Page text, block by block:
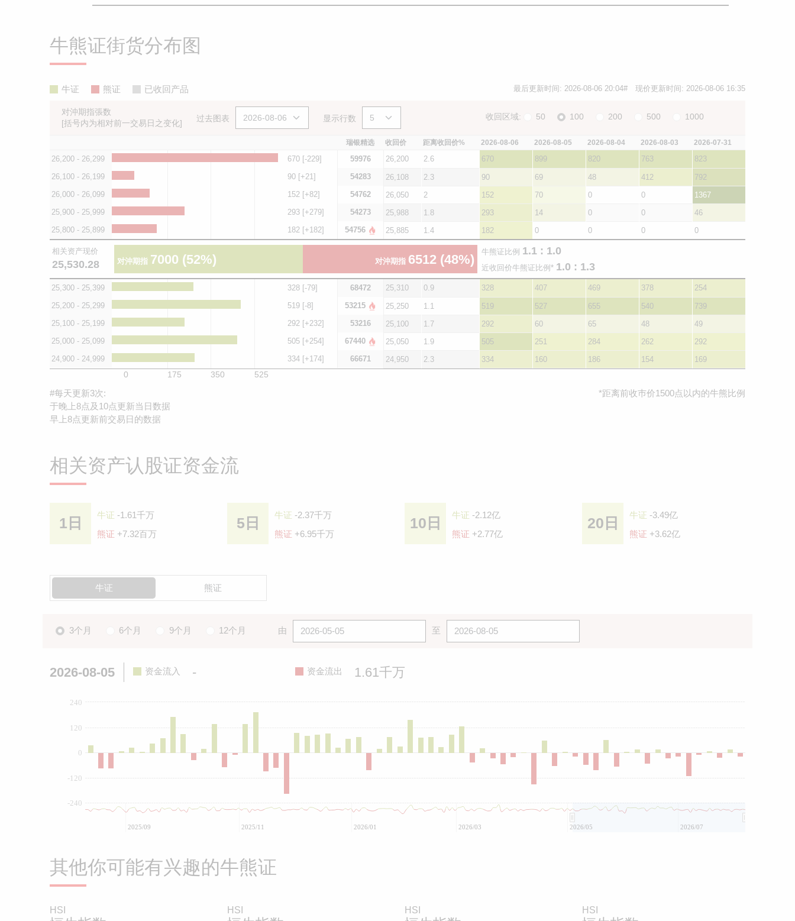
牛熊证街货分布图
牛证 熊证 已收回产品 最后更新时间: 2026-08-06 20:04# 现价更新时间: 2026-08-06 16:35
对沖期指張数
[括号内为相对前一交易日之变化]
过去图表 显示行数 收回区域: 50 100 200 500 1000
瑞银精选 收回价 距离收回价% 2026-08-06 2026-08-05 2026-08-04 2026-08-03 2026-07-31
26,200 - 26,299 670 [-229] 59976 26,200 2.6 670 899 820 763
823
26,100 - 26,199
90 [+21] 54283 26,108 2.3 90 69 48 412
792
26,000 - 26,099
152 [+82] 54762 26,050 2 152 70 0 0
1367
25,900 - 25,999
293 [+279] 54273 25,988 1.8 293 14 0 0
46
25,800 - 25,899
182 [+182] 54756 25,885 1.4 182 0 0 0 0
相关资产现价
25,530.28 对沖期指 7000 (52%) 对沖期指 6512 (48%)
牛熊证比例 1.1 : 1.0
近收回价牛熊证比例* 1.0 : 1.3
25,300 - 25,399 328 [-79] 68472 25,310 0.9 328 407 469 378
254
25,200 - 25,299
519 [-8] 53215 25,250 1.1 519 527 655 540
739
25,100 - 25,199
292 [+232] 53216 25,100 1.7 292 60 65 48
49
25,000 - 25,099
505 [+254] 67440 25,050 1.9 505 251 284 262
292
24,900 - 24,999
334 [+174] 66671 24,950 2.3 334 160 186 154 169
0 175 350 525
#每天更新3次:
于晚上8点及10点更新当日数据
早上8点更新前交易日的数据
*距离前收巿价1500点以内的牛熊比例
相关资产认股证资金流
1日 牛证 -1.61千万
熊证 +7.32百万
5日 牛证 -2.37千万
熊证 +6.95千万
10日 牛证 -2.12亿
熊证 +2.77亿
20日 牛证 -3.49亿
熊证 +3.62亿
牛证 熊证
3个月 6个月 9个月 12个月 由 至
2026-08-05 资金流入 - 资金流出 1.61千万
0
-240
-120
120
240
2025/09 2025/11 2026/01 2026/03 2026/05 2026/07
其他你可能有兴趣的牛熊证
HSI HSI HSI HSI